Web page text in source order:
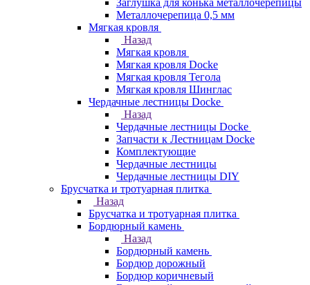
Заглушка для конька металлочерепицы
Металлочерепица 0,5 мм
Мягкая кровля
Назад
Мягкая кровля
Мягкая кровля Docke
Мягкая кровля Тегола
Мягкая кровля Шинглас
Чердачные лестницы Docke
Назад
Чердачные лестницы Docke
Запчасти к Лестницам Docke
Комплектующие
Чердачные лестницы
Чердачные лестницы DIY
Брусчатка и тротуарная плитка
Назад
Брусчатка и тротуарная плитка
Бордюрный камень
Назад
Бордюрный камень
Бордюр дорожный
Бордюр коричневый